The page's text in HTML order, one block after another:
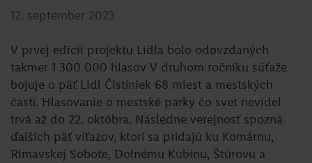
12. september 2023
V prvej edícii projektu Lidla bolo odovzdaných
takmer 1 300 000 hlasov V druhom ročníku súťaže
bojuje o päť Lidl Čistiniek 68 miest a mestských
častí. Hlasovanie o mestské parky čo svet nevidel
trvá až do 22. októbra. Následne verejnosť spozná
ďalších päť víťazov, ktorí sa pridajú ku Komárnu,
Rimavskej Sobote, Dolnému Kubínu, Štúrovu a